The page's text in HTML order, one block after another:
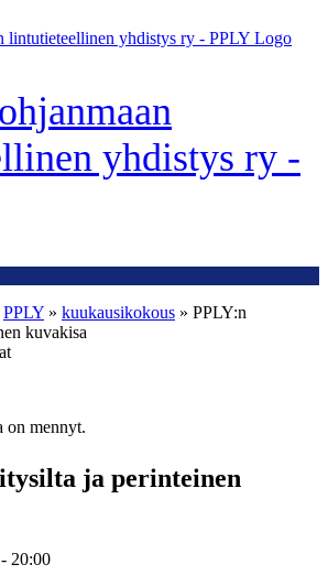
yhdistys ry -
PPLY » kuukausikokous » PPLY:n
kuvakisa
on mennyt.
ja perinteinen
- 20:00